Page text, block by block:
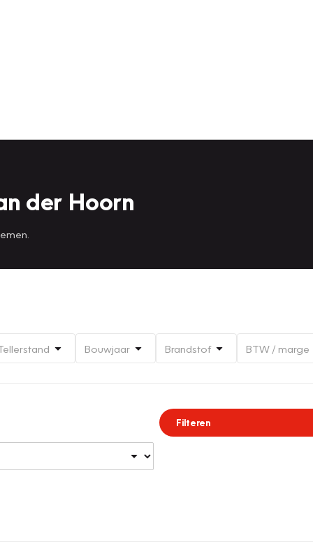
der Hoorn
Bouwjaar Brandstof BTW / marge
Filteren